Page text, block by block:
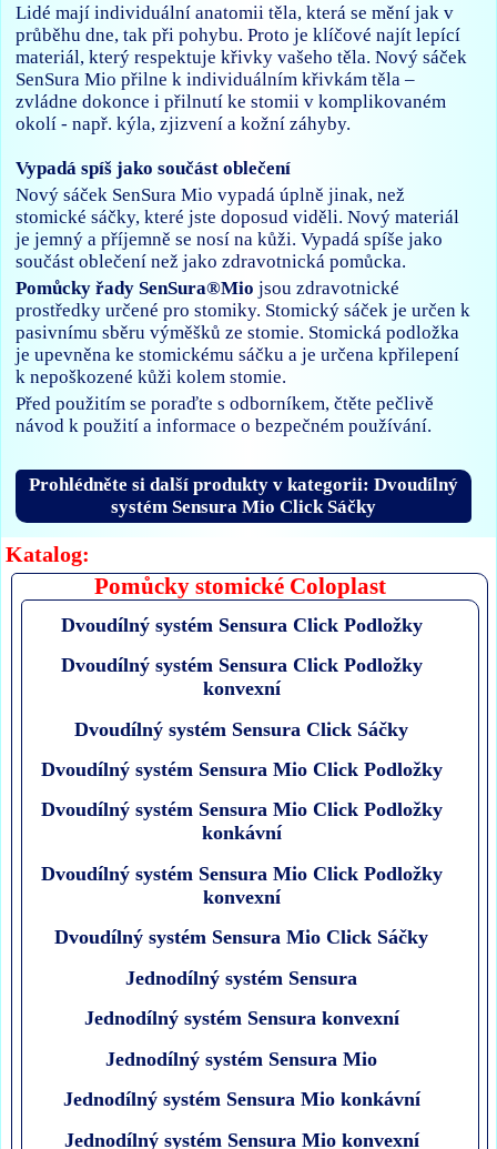
Katalog:
Pomůcky stomické Coloplast
Dvoudílný systém Sensura Click Podložky
Dvoudílný systém Sensura Click Podložky
konvexní
Dvoudílný systém Sensura Click Sáčky
Dvoudílný systém Sensura Mio Click Podložky
Dvoudílný systém Sensura Mio Click Podložky
konkávní
Dvoudílný systém Sensura Mio Click Podložky
konvexní
Dvoudílný systém Sensura Mio Click Sáčky
Jednodílný systém Sensura
Jednodílný systém Sensura konvexní
Jednodílný systém Sensura Mio
Jednodílný systém Sensura Mio konkávní
Jednodílný systém Sensura Mio konvexní
Lidé mají individuální anatomii těla, která se mění jak v
průběhu dne, tak při pohybu. Proto je klíčové najít lepící
materiál, který respektuje křivky vašeho těla. Nový sáček
SenSura Mio přilne k individuálním křivkám těla –
zvládne dokonce i přilnutí ke stomii v komplikovaném
okolí - např. kýla, zjizvení a kožní záhyby.
Vypadá spíš jako součást oblečení
Nový sáček SenSura Mio vypadá úplně jinak, než
stomické sáčky, které jste doposud viděli. Nový materiál
je jemný a příjemně se nosí na kůži. Vypadá spíše jako
součást oblečení než jako zdravotnická pomůcka.
Pomůcky řady SenSura®Mio jsou zdravotnické
prostředky určené pro stomiky. Stomický sáček je určen k
pasivnímu sběru výměšků ze stomie. Stomická podložka
je upevněna ke stomickému sáčku a je určena kpřilepení
k nepoškozené kůži kolem stomie.
Před použitím se poraďte s odborníkem, čtěte pečlivě
návod k použití a informace o bezpečném používání.
Prohlédněte si další produkty v kategorii: Dvoudílný
systém Sensura Mio Click Sáčky